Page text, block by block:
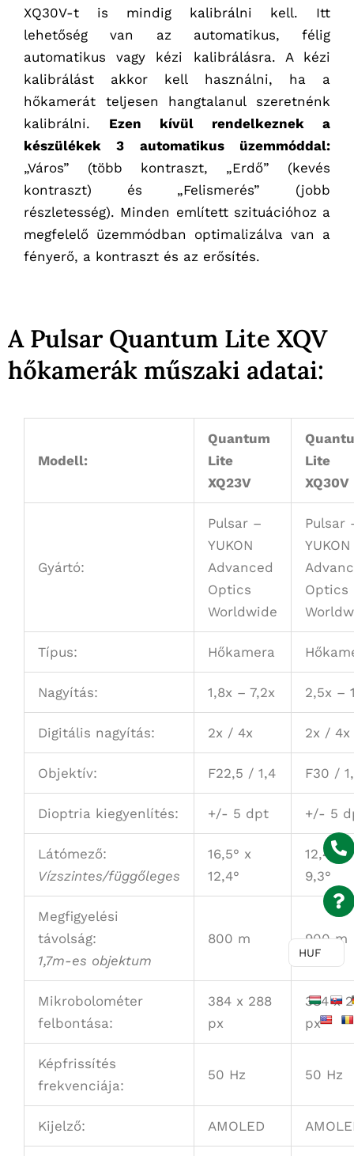
XQ30V-t is mindig kalibrálni kell. Itt
lehetőség van az automatikus, félig
automatikus vagy kézi kalibrálásra. A kézi
kalibrálást akkor kell használni, ha a
hőkamerát teljesen hangtalanul szeretnénk
kalibrálni. Ezen kívül rendelkeznek a
készülékek 3 automatikus üzemmóddal:
„Város” (több kontraszt, „Erdő” (kevés
kontraszt) és „Felismerés” (jobb
részletesség). Minden említett szituációhoz a
megfelelő üzemmódban optimalizálva van a
fényerő, a kontraszt és az erősítés.
A Pulsar Quantum Lite XQV
hőkamerák műszaki adatai:
Modell:
Quantum
Lite
XQ23V
Lite
XQ30V
Gyártó:
Pulsar –
YUKON
Advanced
Optics
Worldwide
Pulsar
YUKON
Optics
Típus: Hőkamera
Nagyítás: 1,8x – 7,2x 2,5x –
Digitális nagyítás: 2x / 4x 2x / 4x
Objektív: F22,5 / 1,4 F30 /
Dioptria kiegyenlítés: +/- 5 dpt +/- 5
Látómező:
Vízszintes/függőleges
16,5° x
12,4°
12,4° x
9,3°
Megfigyelési
távolság:
1,7m-es objektum
800 m 900 m
Mikrobolométer
felbontása:
384 x 288
px
384 x
px
Képfrissítés
frekvenciája:
50 Hz 50 Hz
Kijelző: AMOLED
HUF